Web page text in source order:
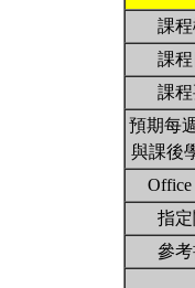
課
課
課
預期每
與課後
Office
指
參考